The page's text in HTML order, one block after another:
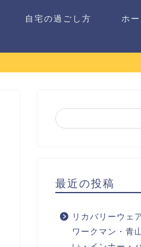
自宅の過ごし方 ホー
最近の投稿
リカバリーウェ
ワークマン・青